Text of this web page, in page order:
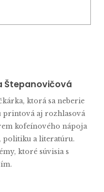
Štepanovičová
ktorá sa neberie
printová aj rozhlasová
kofeínového nápoja
politiku a literatúru.
ktoré súvisia s